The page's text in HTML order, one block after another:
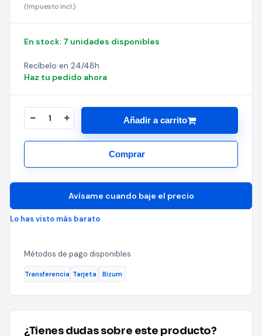
(Impuesto incl.)
En stock: 7 unidades disponibles
Recíbelo en 24/48h
Haz tu pedido ahora
Añadir a carrito
Comprar
Avísame cuando baje el precio
Lo has visto más barato
Métodos de pago disponibles
Transferencia Tarjeta Bizum
¿Tienes dudas sobre este producto?